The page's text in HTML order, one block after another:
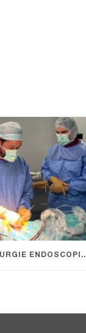
1ÈRE CHIRURGIE ENDOSCOPIQUE DU RACHIS À LA POLYCLINIQUE SAINT GEORGE :